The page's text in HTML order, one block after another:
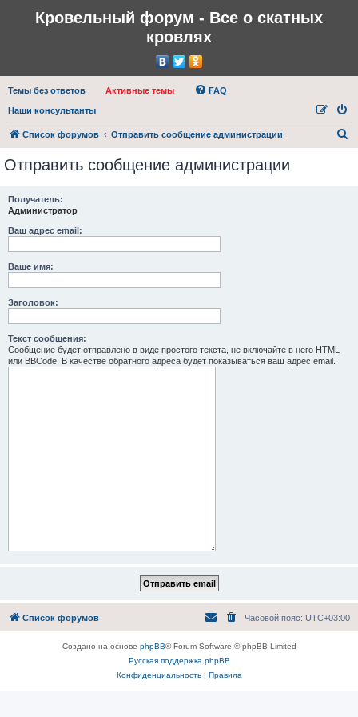
Кровельный форум - Все о скатных
кровлях
Темы без ответов Активные темы FAQ
Наши консультанты
Список форумов Отправить сообщение администрации
Отправить сообщение администрации
Получатель:
Администратор
Ваш адрес email:
Ваше имя:
Заголовок:
Текст сообщения:
Сообщение будет отправлено в виде простого текста, не включайте в него HTML
или BBCode. В качестве обратного адреса будет показываться ваш адрес email.
Список форумов Часовой пояс: UTC+03:00
Создано на основе phpBB® Forum Software © phpBB Limited
Русская поддержка phpBB
Конфиденциальность| Правила